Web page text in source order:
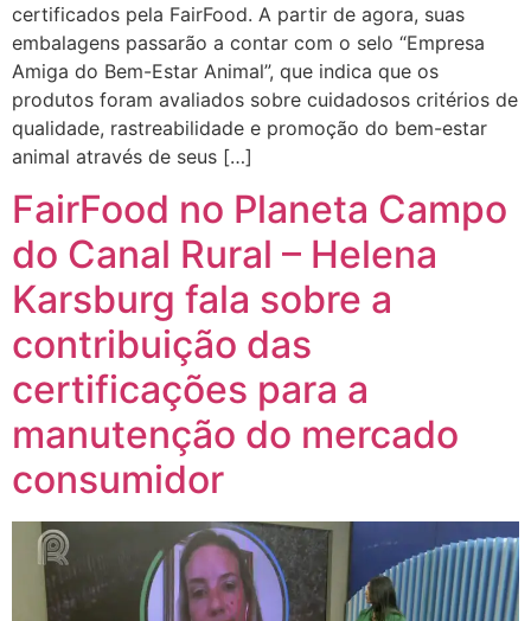
certificados pela FairFood. A partir de agora, suas
embalagens passarão a contar com o selo “Empresa
Amiga do Bem-Estar Animal”, que indica que os
produtos foram avaliados sobre cuidadosos critérios de
qualidade, rastreabilidade e promoção do bem-estar
animal através de seus […]
FairFood no Planeta Campo
do Canal Rural – Helena
Karsburg fala sobre a
contribuição das
certificações para a
manutenção do mercado
consumidor